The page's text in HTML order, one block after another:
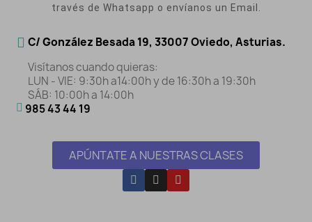
través de Whatsapp o envíanos un Email.
C/ González Besada 19, 33007 Oviedo, Asturias.
Visítanos cuando quieras:
LUN - VIE: 9:30h a14:00h y de 16:30h a 19:30h
SÁB: 10:00h a 14:00h
985 43 44 19
APÚNTATE A NUESTRAS CLASES